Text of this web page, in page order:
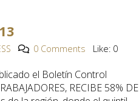
0 Comments Like: 0
el Boletín Control
RECIBE 58% DE